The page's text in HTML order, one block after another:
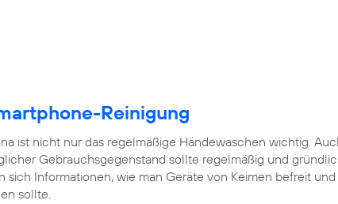
Reinigung
ist nicht nur das regelmäßige Händewaschen wichtig.
Gebrauchsgegenstand sollte regelmäßig und
sich Informationen, wie man Geräte von Keimen befreit
sollte.